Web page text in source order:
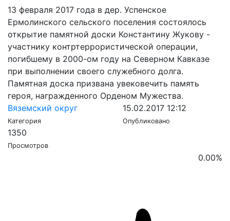
13 февраля 2017 года в дер. Успенское
Ермолинского сельского поселения состоялось
открытие памятной доски Константину Жукову -
участнику контртеррористической операции,
погибшему в 2000-ом году на Северном Кавказе
при выполнении своего служебного долга.
Памятная доска призвана увековечить память
героя, награжденного Орденом Мужества.
Вяземский округ
Категория
15.02.2017 12:12
Опубликовано
1350
Просмотров
0.00%